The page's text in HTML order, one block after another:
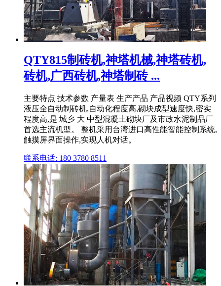
QTY815制砖机,神塔机械,神塔砖机,
砖机,广西砖机,神塔制砖 ...
主要特点 技术参数 产量表 生产产品 产品视频 QTY系列
液压全自动制砖机,自动化程度高,砌块成型速度快,密实
程度高,是 城乡 大 中型混凝土砌块厂及市政水泥制品厂
首选主流机型。 整机采用台湾进口高性能智能控制系统,
触摸屏界面操作,实现人机对话。
联系电话: 180 3780 8511